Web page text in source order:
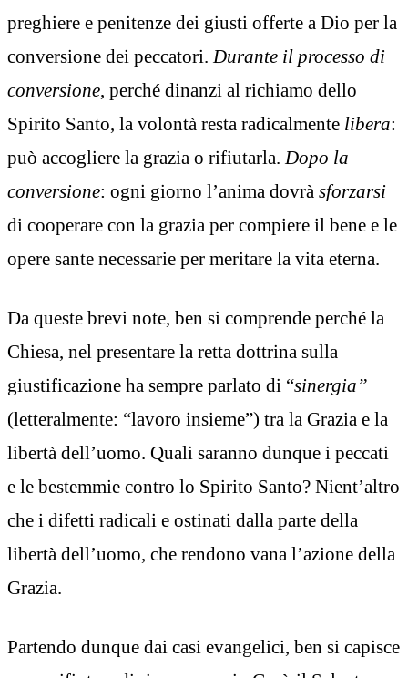
preghiere e penitenze dei giusti offerte a Dio per la
conversione dei peccatori. Durante il processo di
conversione, perché dinanzi al richiamo dello
Spirito Santo, la volontà resta radicalmente libera:
può accogliere la grazia o rifiutarla. Dopo la
conversione: ogni giorno l’anima dovrà sforzarsi
di cooperare con la grazia per compiere il bene e le
opere sante necessarie per meritare la vita eterna.
Da queste brevi note, ben si comprende perché la
Chiesa, nel presentare la retta dottrina sulla
giustificazione ha sempre parlato di “sinergia”
(letteralmente: “lavoro insieme”) tra la Grazia e la
libertà dell’uomo. Quali saranno dunque i peccati
e le bestemmie contro lo Spirito Santo? Nient’altro
che i difetti radicali e ostinati dalla parte della
libertà dell’uomo, che rendono vana l’azione della
Grazia.
Partendo dunque dai casi evangelici, ben si capisce